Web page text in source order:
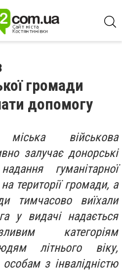
громади
допомогу
міська військова
залучає донорські
гуманітарної
території громади, а
тимчасово виїхали
у видачі надається
категоріям
літнього віку,
з інвалідністю